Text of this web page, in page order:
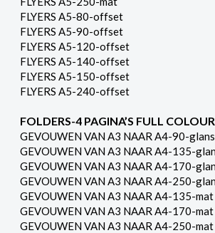
FLYERS A5-80-offset
FLYERS A5-90-offset
FLYERS A5-120-offset
FLYERS A5-140-offset
FLYERS A5-150-offset
FLYERS A5-240-offset
FOLDERS-4 PAGINA’S FULL
GEVOUWEN VAN A3 NAAR A4-90-glans
GEVOUWEN VAN A3 NAAR A4-135-
GEVOUWEN VAN A3 NAAR A4-170-
GEVOUWEN VAN A3 NAAR A4-250-
GEVOUWEN VAN A3 NAAR A4-135-mat
GEVOUWEN VAN A3 NAAR A4-170-mat
GEVOUWEN VAN A3 NAAR A4-250-mat